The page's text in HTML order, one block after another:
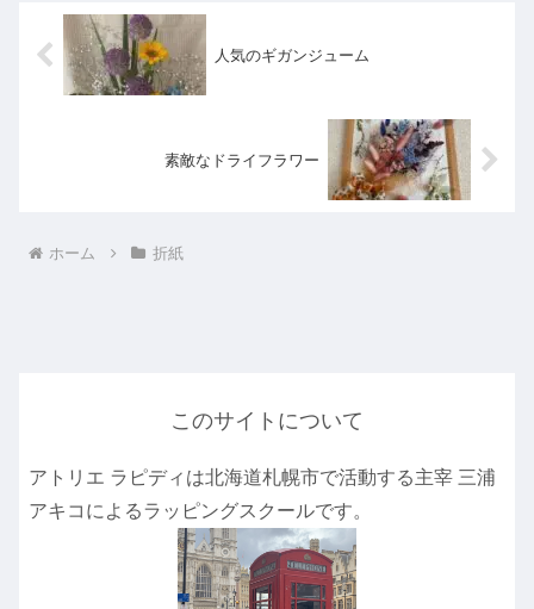
人気のギガンジューム
素敵なドライフラワー
ホーム 折紙
このサイトについて
アトリエ ラピディは北海道札幌市で活動する主宰 三浦
アキコによるラッピングスクールです。